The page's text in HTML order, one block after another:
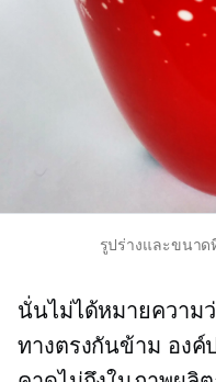
รูปร่างและขนาด
นั่นไม่ได้หมายความ
ทางตรงกันข้าม องค์